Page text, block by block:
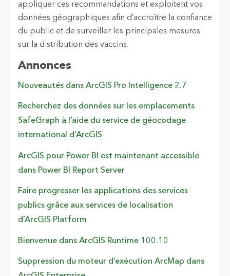
appliquer ces recommandations et exploitent vos
données géographiques afin d’accroître la confiance
du public et de surveiller les principales mesures
sur la distribution des vaccins.
Annonces
Nouveautés dans ArcGIS Pro Intelligence 2.7
Recherchez des données sur les emplacements
SafeGraph à l’aide du service de géocodage
international d’ArcGIS
ArcGIS pour Power BI est maintenant accessible
dans Power BI Report Server
Faire progresser les applications des services
publics grâce aux services de localisation
d’ArcGIS Platform
Bienvenue dans ArcGIS Runtime 100.10
Suppression du moteur d’exécution ArcMap dans